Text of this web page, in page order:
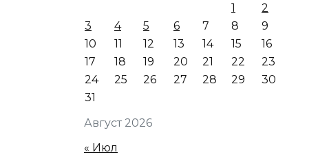
Август 2026
1
2
3
4 5 6 7 8
9
10
11 12 13 14 15
16
17
18 19 20 21 22
23
24
25 26 27 28 29
30
31
« Июл